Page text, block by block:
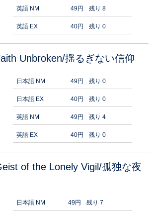
英語 NM 49円 残り 8
英語 EX 40円 残り 0
Unbroken/揺るぎない信仰
日本語 NM 49円 残り 0
日本語 EX 40円 残り 0
英語 NM 49円 残り 4
英語 EX 40円 残り 0
of the Lonely Vigil/孤独な夜
日本語 NM 49円 残り 7